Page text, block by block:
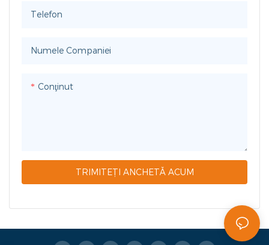
Telefon
Numele Companiei
Conţinut
TRIMITEȚI ANCHETĂ ACUM